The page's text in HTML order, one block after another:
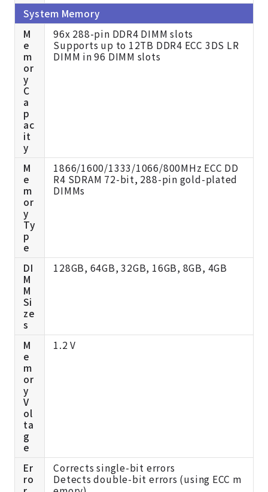
System Memory
M
e
m
or
y
C
a
p
ac
it
y
96x 288-pin DDR4 DIMM slots
Supports up to 12TB DDR4 ECC 3DS LR
DIMM in 96 DIMM slots
M
e
m
or
y
Ty
p
e
1866/1600/1333/1066/800MHz ECC DD
R4 SDRAM 72-bit, 288-pin gold-plated
DIMMs
DI
M
M
Si
ze
s
128GB, 64GB, 32GB, 16GB, 8GB, 4GB
M
e
m
or
y
V
ol
ta
g
e
1.2 V
Er
ro
Corrects single-bit errors
Detects double-bit errors (using ECC m